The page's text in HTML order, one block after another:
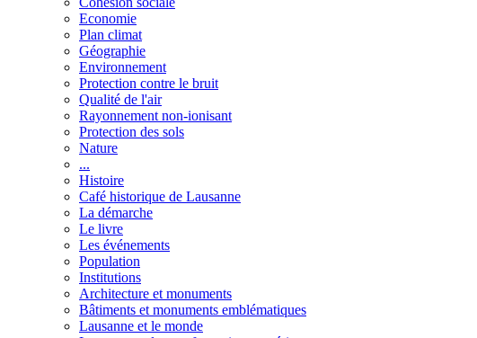
Economie
Plan climat
Géographie
Environnement
Protection contre le bruit
Qualité de l'air
Rayonnement non-ionisant
Protection des sols
Nature
...
Histoire
Café historique de Lausanne
La démarche
Le livre
Les événements
Population
Institutions
Architecture et monuments
Bâtiments et monuments emblématiques
Lausanne et le monde